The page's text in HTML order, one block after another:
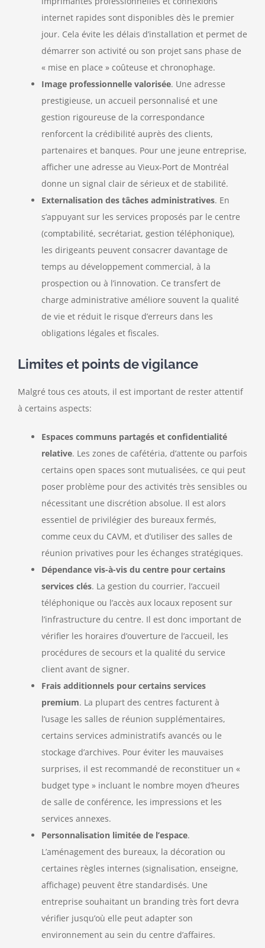
internet rapides sont disponibles dès le premier
jour. Cela évite les délais d’installation et permet de
démarrer son activité ou son projet sans phase de
« mise en place » coûteuse et chronophage.
Image professionnelle valorisée. Une adresse
prestigieuse, un accueil personnalisé et une
gestion rigoureuse de la correspondance
renforcent la crédibilité auprès des clients,
partenaires et banques. Pour une jeune entreprise,
afficher une adresse au Vieux-Port de Montréal
donne un signal clair de sérieux et de stabilité.
Externalisation des tâches administratives. En
s’appuyant sur les services proposés par le centre
(comptabilité, secrétariat, gestion téléphonique),
les dirigeants peuvent consacrer davantage de
temps au développement commercial, à la
prospection ou à l’innovation. Ce transfert de
charge administrative améliore souvent la qualité
de vie et réduit le risque d’erreurs dans les
obligations légales et fiscales.
Limites et points de vigilance
Malgré tous ces atouts, il est important de rester attentif
à certains aspects:
Espaces communs partagés et confidentialité
relative. Les zones de cafétéria, d’attente ou parfois
certains open spaces sont mutualisées, ce qui peut
poser problème pour des activités très sensibles ou
nécessitant une discrétion absolue. Il est alors
essentiel de privilégier des bureaux fermés,
comme ceux du CAVM, et d’utiliser des salles de
réunion privatives pour les échanges stratégiques.
Dépendance vis-à-vis du centre pour certains
services clés. La gestion du courrier, l’accueil
téléphonique ou l’accès aux locaux reposent sur
l’infrastructure du centre. Il est donc important de
vérifier les horaires d’ouverture de l’accueil, les
procédures de secours et la qualité du service
client avant de signer.
Frais additionnels pour certains services
premium. La plupart des centres facturent à
l’usage les salles de réunion supplémentaires,
certains services administratifs avancés ou le
stockage d’archives. Pour éviter les mauvaises
surprises, il est recommandé de reconstituer un «
budget type » incluant le nombre moyen d’heures
de salle de conférence, les impressions et les
services annexes.
Personnalisation limitée de l’espace.
L’aménagement des bureaux, la décoration ou
certaines règles internes (signalisation, enseigne,
affichage) peuvent être standardisés. Une
entreprise souhaitant un branding très fort devra
vérifier jusqu’où elle peut adapter son
environnement au sein du centre d’affaires.